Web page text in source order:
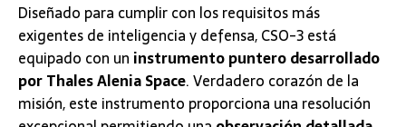
Diseñado para cumplir con los requisitos más
exigentes de inteligencia y defensa, CSO-3 está
equipado con un instrumento puntero desarrollado
por Thales Alenia Space. Verdadero corazón de la
misión, este instrumento proporciona una resolución